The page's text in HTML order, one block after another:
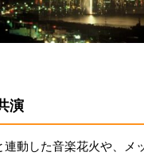
演
連動した音楽花火や、メ